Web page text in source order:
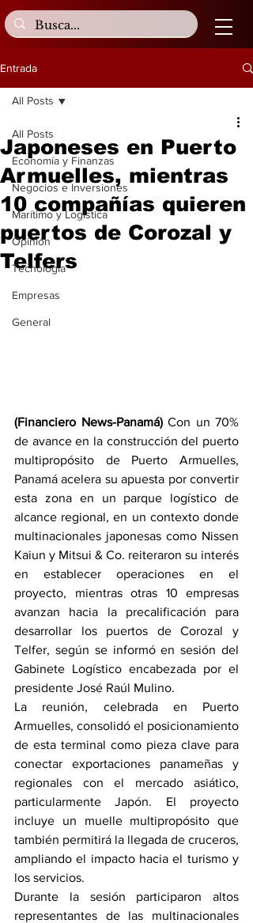
Entrada
All Posts
Economía y Finanzas
Negocios e Inversiones
Marítimo y Logística
Opinión
Tecnología
Empresas
General
All Posts
Japoneses en Puerto
Armuelles, mientras
10 compañías quieren
puertos de Corozal y
Telfers
(Financiero News-Panamá) Con un 70%
de avance en la construcción del puerto
multipropósito de Puerto Armuelles,
Panamá acelera su apuesta por convertir
esta zona en un parque logístico de
alcance regional, en un contexto donde
multinacionales japonesas como Nissen
Kaiun y Mitsui & Co. reiteraron su interés
en establecer operaciones en el
proyecto, mientras otras 10 empresas
avanzan hacia la precalificación para
desarrollar los puertos de Corozal y
Telfer, según se informó en sesión del
Gabinete Logístico encabezada por el
presidente José Raúl Mulino.
La reunión, celebrada en Puerto
Armuelles, consolidó el posicionamiento
de esta terminal como pieza clave para
conectar exportaciones panameñas y
regionales con el mercado asiático,
particularmente Japón. El proyecto
incluye un muelle multipropósito que
también permitirá la llegada de cruceros,
ampliando el impacto hacia el turismo y
los servicios.
Durante la sesión participaron altos
representantes de las multinacionales